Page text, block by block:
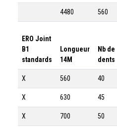
4480 560
ERO Joint
B1
standards
Longueur
14M
Nb de
dents
X 560 40
X 630 45
X 700 50